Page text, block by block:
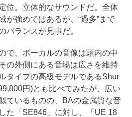
位。立体的なサウンドだ。全体
が強めではあるが、“過多”まで
バランスが見事だ。
で、ボーカルの音像は頭内の中
の外側にある音場は広さを維持
タイプの高級モデルであるShur
円)とも比べてみたが、広い
ているものの、BAの金属質な音
た「SE846」に対し、「UE 18